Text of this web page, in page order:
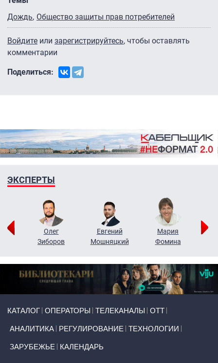
Дождь Общество защиты прав потребителей
Войдите или зарегистрируйтесь, чтобы оставлять
комментарии
Поделиться:
ЭКСПЕРТЫ
Олег
Зиборов
Евгений
Мошняцкий
Мария
Фомина
КАТАЛОГ ОПЕРАТОРЫ ТЕЛЕКАНАЛЫ ОТТ
АНАЛИТИКА РЕГУЛИРОВАНИЕ ТЕХНОЛОГИИ
ЗАРУБЕЖЬЕ КАЛЕНДАРЬ